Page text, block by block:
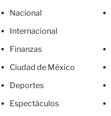
Nacional
Internacional
Finanzas
Ciudad de México
Deportes
Espectáculos